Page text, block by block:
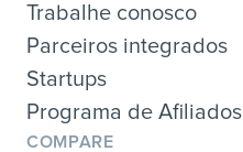
Trabalhe conosco
Parceiros integrados
Startups
Programa de Afiliados
COMPARE